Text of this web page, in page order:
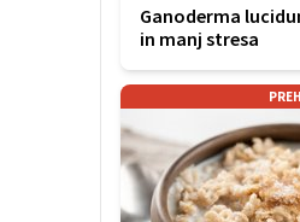
Ganoderma
in manj stresa